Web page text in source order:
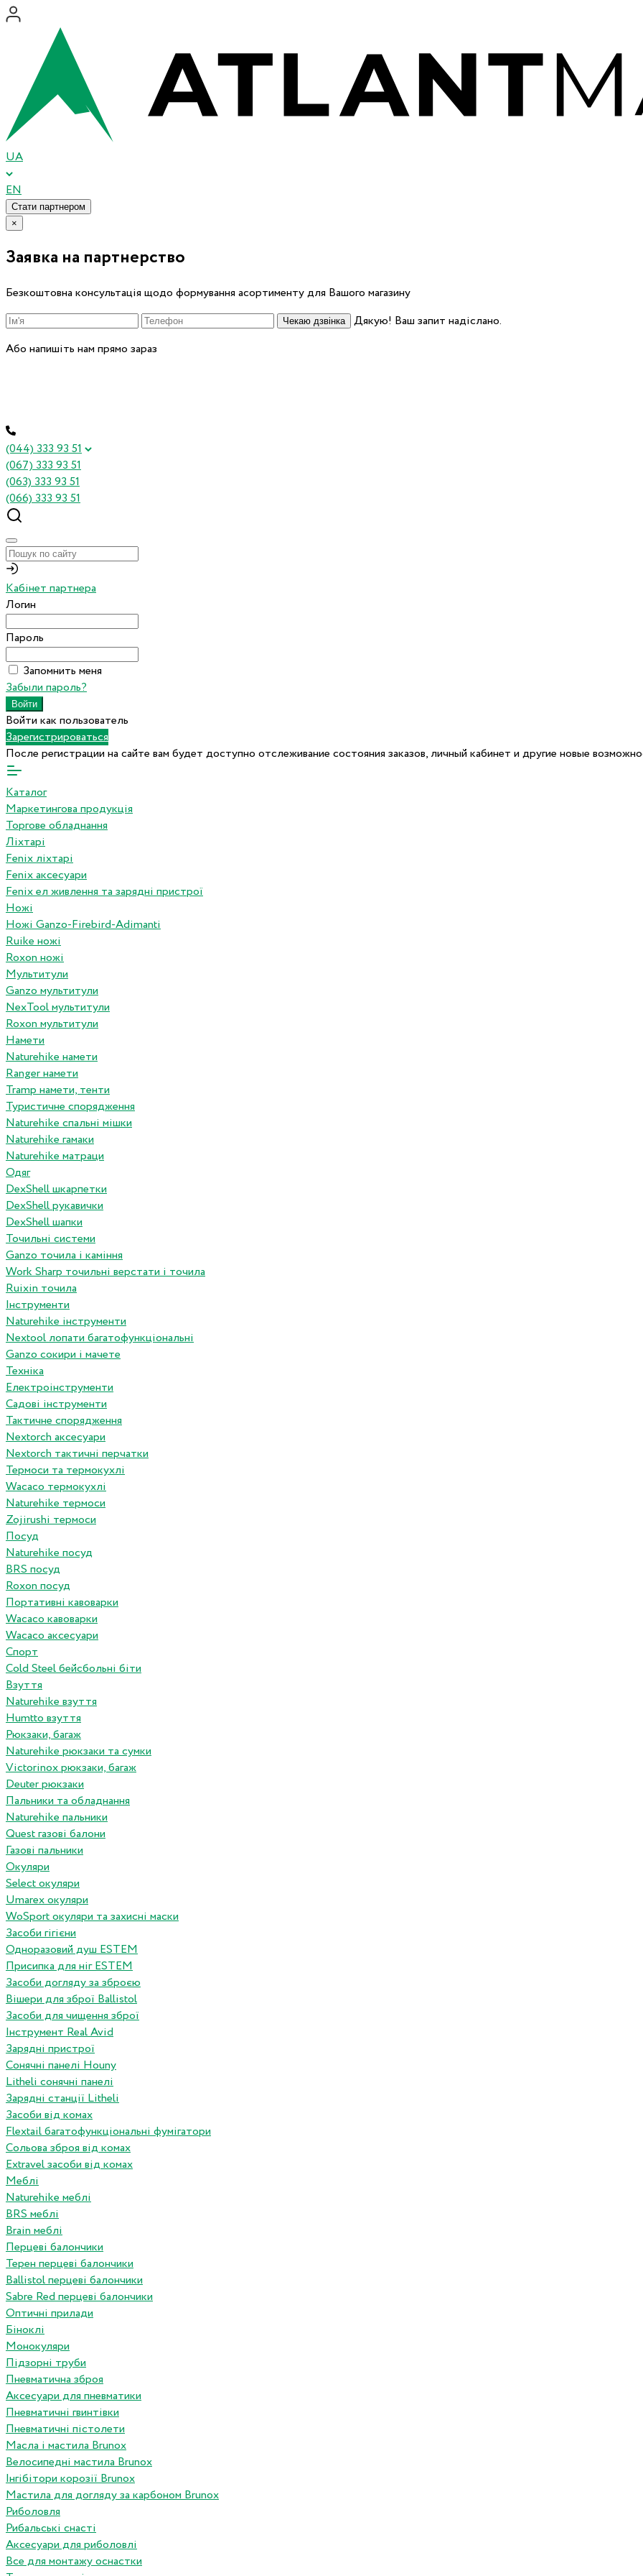
UA
EN
Стати партнером
×
Заявка на партнерство
Безкоштовна консультація щодо формування асортименту для Вашого магазину
Чекаю дзвінка
Дякую! Ваш запит надіслано.
Або напишіть нам прямо зараз
(044) 333 93 51
(067) 333 93 51
(063) 333 93 51
(066) 333 93 51
Кабінет партнера
Логин
Пароль
Запомнить меня
Забыли пароль?
Войти как пользователь
Зарегистрироваться
После регистрации на сайте вам будет доступно отслеживание состояния заказов, личный кабинет и другие новые
Каталог
Маркетингова продукція
Торгове обладнання
Ліхтарі
Fenix ліхтарі
Fenix аксесуари
Fenix ел живлення та зарядні пристрої
Ножі
Ножі Ganzo-Firebird-Adimanti
Ruike ножі
Roxon ножi
Мультитули
Ganzo мультитули
NexTool мультитули
Roxon мультитули
Намети
Naturehike намети
Ranger намети
Tramp намети, тенти
Туристичне спорядження
Naturehike спальні мішки
Naturehike гамаки
Naturehike матраци
Одяг
DexShell шкарпетки
DexShell рукавички
DexShell шапки
Точильні системи
Ganzo точила і каміння
Work Sharp точильні верстати і точила
Ruixin точила
Інструменти
Naturehike інструменти
Nextool лопати багатофункціональні
Ganzo сокири і мачете
Техніка
Електроінструменти
Садові інструменти
Тактичне спорядження
Nextorch аксесуари
Nextorch тактичні перчатки
Термоси та термокухлі
Wacaco термокухлі
Naturehike термоси
Zojirushi термоси
Посуд
Naturehike посуд
BRS посуд
Roxon посуд
Портативні кавоварки
Wacaco кавоварки
Wacaco аксесуари
Спорт
Cold Steel бейсбольні біти
Взуття
Naturehike взуття
Humtto взуття
Рюкзаки, багаж
Naturehike рюкзаки та сумки
Victorinox рюкзаки, багаж
Deuter рюкзаки
Пальники та обладнання
Naturehike пальники
Quest газові балони
Газові пальники
Окуляри
Select окуляри
Umarex окуляри
WoSport окуляри та захисні маски
Засоби гігієни
Одноразовий душ ESTEM
Присипка для ніг ESTEM
Засоби догляду за зброєю
Вішери для зброї Ballistol
Засоби для чищення зброї
Інструмент Real Avid
Зарядні пристрої
Сонячні панелі Houny
Litheli сонячні панелі
Зарядні станції Litheli
Засоби від комах
Flextail багатофункціональні фумігатори
Сольова зброя від комах
Extravel засоби від комах
Меблі
Naturehike меблі
BRS меблі
Brain меблі
Перцеві балончики
Терен перцеві балончики
Ballistol перцеві балончики
Sabre Red перцеві балончики
Оптичні прилади
Біноклі
Монокуляри
Підзорні труби
Пневматична зброя
Аксесуари для пневматики
Пневматичні гвинтівки
Пневматичні пістолети
Масла і мастила Brunox
Велосипедні мастила Brunox
Інгібітори корозії Brunox
Мастила для догляду за карбоном Brunox
Риболовля
Рибальські снасті
Аксесуари для риболовлі
Все для монтажу оснастки